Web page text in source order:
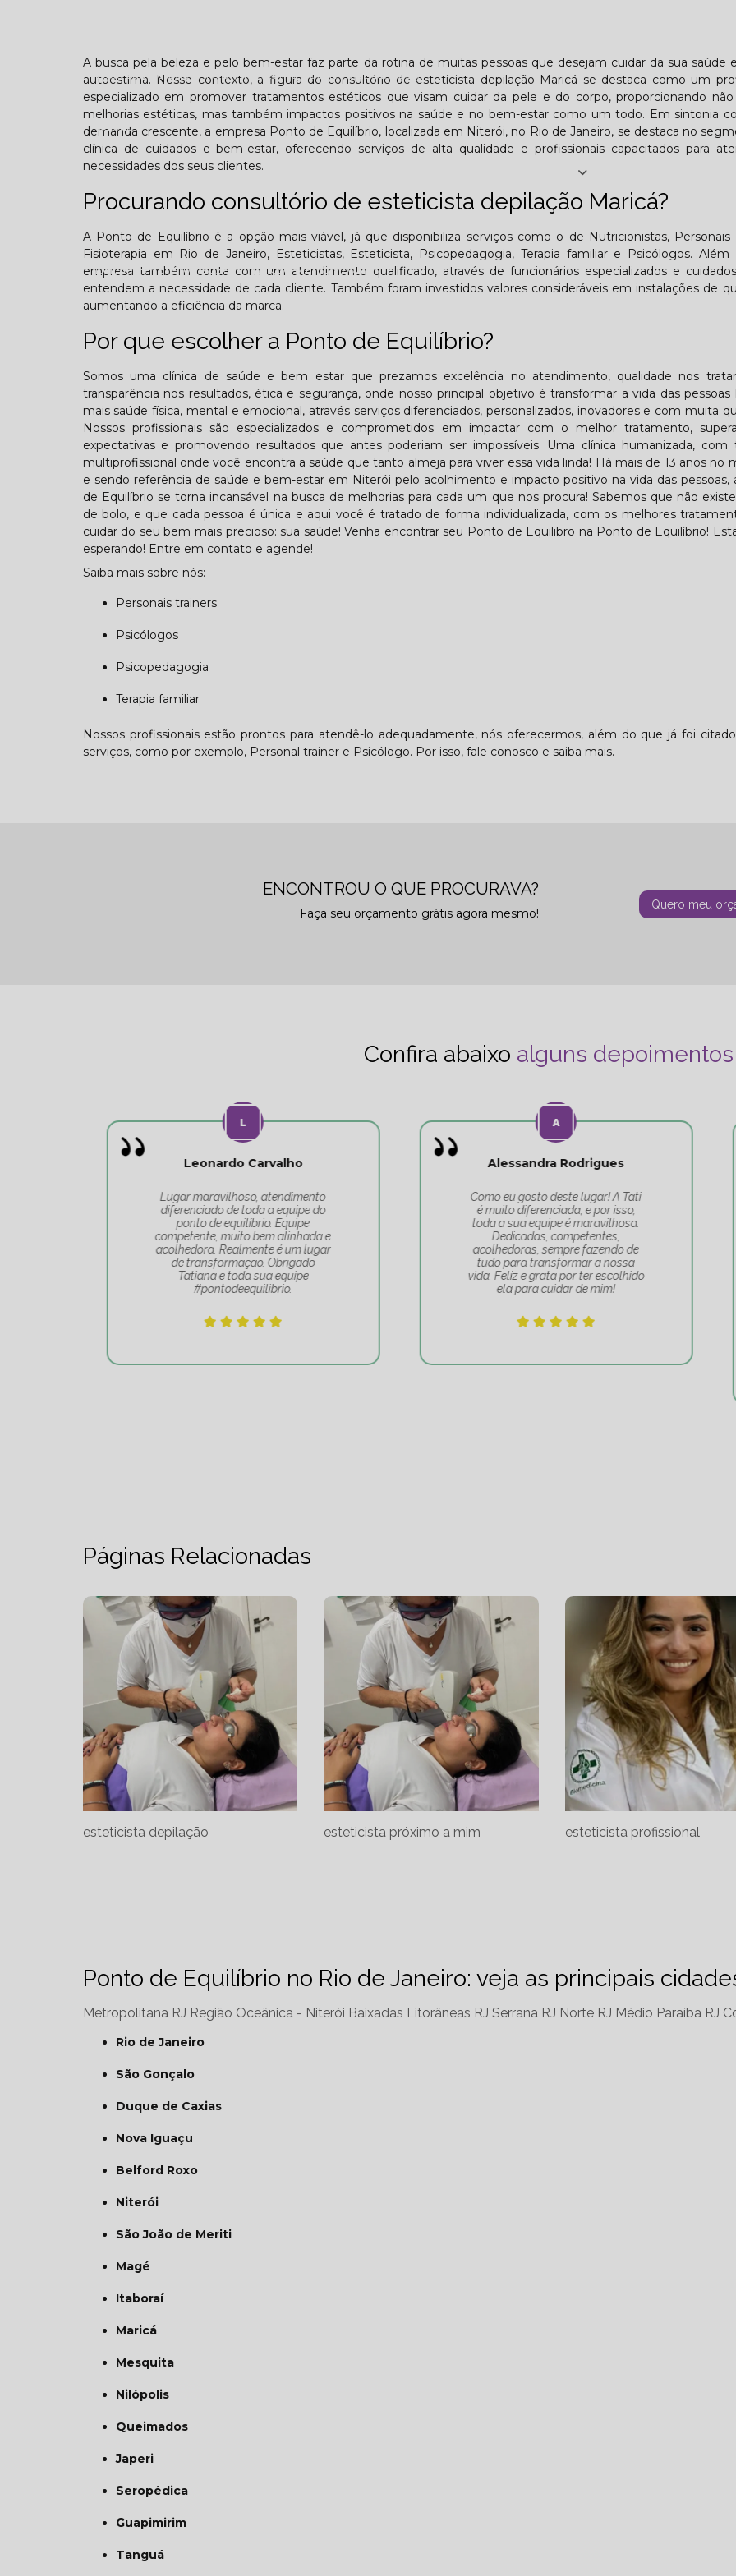
Você sabe o que é TOD (Transtorno opositivo desafiador)?
Galeria
Edição Fevereiro - 2026 Edição Março - 2026
A busca pela beleza e pelo bem-estar faz parte da rotina de muitas pessoas que desejam cuidar da sua saúde
autoestima. Nesse contexto, a figura do consultório de esteticista depilação Maricá se destaca como um
especializado em promover tratamentos estéticos que visam cuidar da pele e do corpo, proporcionando não
melhorias estéticas, mas também impactos positivos na saúde e no bem-estar como um todo. Em sintonia
demanda crescente, a empresa Ponto de Equilíbrio, localizada em Niterói, no Rio de Janeiro, se destaca no
clínica de cuidados e bem-estar, oferecendo serviços de alta qualidade e profissionais capacitados para
necessidades dos seus clientes.
Procurando consultório de esteticista depilação Maricá?
A Ponto de Equilíbrio é a opção mais viável, já que disponibiliza serviços como o de Nutricionistas, Personais
Fisioterapia em Rio de Janeiro, Esteticistas, Esteticista, Psicopedagogia, Terapia familiar e Psicólogos. Além
empresa também conta com um atendimento qualificado, através de funcionários especializados e
entendem a necessidade de cada cliente. Também foram investidos valores consideráveis em instalações de
aumentando a eficiência da marca.
Por que escolher a Ponto de Equilíbrio?
Somos uma clínica de saúde e bem estar que prezamos excelência no atendimento, qualidade nos
transparência nos resultados, ética e segurança, onde nosso principal objetivo é transformar a vida das pessoas
mais saúde física, mental e emocional, através serviços diferenciados, personalizados, inovadores e com muita
Nossos profissionais são especializados e comprometidos em impactar com o melhor tratamento,
expectativas e promovendo resultados que antes poderiam ser impossíveis. Uma clínica humanizada, com
multiprofissional onde você encontra a saúde que tanto almeja para viver essa vida linda! Há mais de 13 anos no
e sendo referência de saúde e bem-estar em Niterói pelo acolhimento e impacto positivo na vida das pessoas,
de Equilíbrio se torna incansável na busca de melhorias para cada um que nos procura! Sabemos que não
de bolo, e que cada pessoa é única e aqui você é tratado de forma individualizada, com os melhores
cuidar do seu bem mais precioso: sua saúde! Venha encontrar seu Ponto de Equilibro na Ponto de Equilíbrio!
esperando! Entre em contato e agende!
Saiba mais sobre nós:
Personais trainers
Psicólogos
Psicopedagogia
Terapia familiar
Nossos profissionais estão prontos para atendê-lo adequadamente, nós oferecermos, além do que já foi
serviços, como por exemplo, Personal trainer e Psicólogo. Por isso, fale conosco e saiba mais.
ENCONTROU O QUE PROCURAVA?
Faça seu orçamento grátis agora mesmo!
Quero meu
Confira abaixo alguns depoimentos
Leonardo Carvalho
Lugar maravilhoso, atendimento
diferenciado de toda a equipe do
ponto de equilíbrio. Equipe
competente, muito bem alinhada e
acolhedora. Realmente é um lugar
de transformação. Obrigado
Tatiana e toda sua equipe
#pontodeequilibrio.
Alessandra Rodrigues
Como eu gosto deste lugar! A Tati
é muito diferenciada, e por isso,
toda a sua equipe é maravilhosa.
Dedicadas, competentes,
acolhedoras, sempre fazendo de
tudo para transformar a nossa
vida. Feliz e grata por ter escolhido
ela para cuidar de mim!
Páginas Relacionadas
esteticista depilação esteticista próximo a mim esteticista profissional
Ponto de Equilíbrio no Rio de Janeiro: veja as principais
Metropolitana RJ Região Oceânica - Niterói Baixadas Litorâneas RJ Serrana RJ Norte RJ Médio Paraíba RJ
Rio de Janeiro
São Gonçalo
Duque de Caxias
Nova Iguaçu
Belford Roxo
Niterói
São João de Meriti
Magé
Itaboraí
Maricá
Mesquita
Nilópolis
Queimados
Japeri
Seropédica
Guapimirim
Tanguá